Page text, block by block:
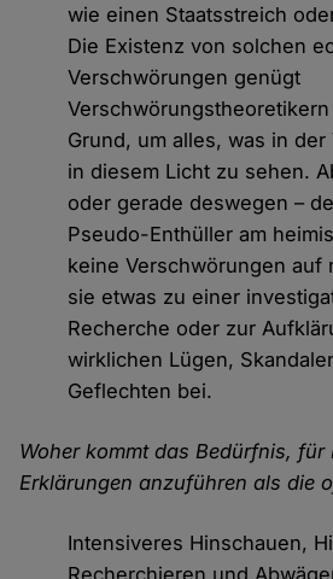
wie einen Staatsstreich
Die Existenz von solchen
Verschwörungen genügt
Verschwörungstheoretikern
Grund, um alles, was in der
in diesem Licht zu sehen.
oder gerade deswegen –
Pseudo-Enthüller am
keine Verschwörungen auf
sie etwas zu einer
Recherche oder zur
wirklichen Lügen,
Geflechten bei.
Woher kommt das Bedürfnis, für
Erklärungen anzuführen als die
Intensiveres Hinschauen,
Recherchieren und